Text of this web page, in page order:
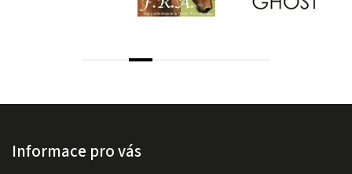
Informace pro vás